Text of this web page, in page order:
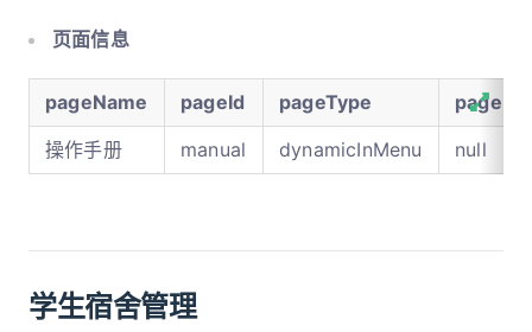
页面信息
pageName pageId pageType
操作手册
manual dynamicInMenu null
学生宿舍管理